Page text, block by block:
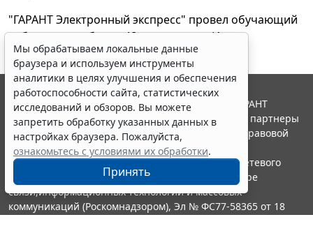
"ГАРАНТ Электронный экспресс" провел обучающий
вебинар по работе с AI-ассистентом Искра
23 апреля 2026
Мы обрабатываем локальные данные
браузера и используем инструменты
аналитики в целях улучшения и обеспечения
работоспособности сайта, статистических
исследований и обзоров. Вы можете
запретить обработку указанных данных в
настройках браузера. Пожалуйста,
ознакомьтесь с условиями их обработки.
Принять
© ООО "НПП "ГАРАНТ-СЕРВИС", 2026. Система ГАРАНТ
выпускается с 1990 года. Компания "Гарант" и ее партнеры
являются участниками Российской ассоциации правовой
информации ГАРАНТ.
Портал ГАРАНТ.РУ зарегистрирован в качестве сетевого
издания Федеральной службой по надзору в сфере
связи,информационных технологий и массовых
коммуникаций (Роскомнадзором), Эл № ФС77-58365 от 18